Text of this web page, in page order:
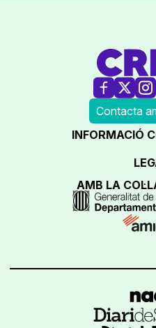
Contacta
INFORMACIÓ
AMB LA